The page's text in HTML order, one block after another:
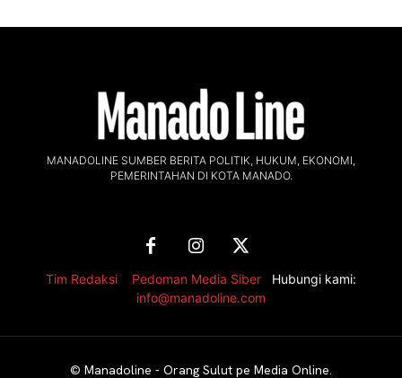
MANADOLINE SUMBER BERITA POLITIK, HUKUM, EKONOMI,
PEMERINTAHAN DI KOTA MANADO.
Tim Redaksi Pedoman Media Siber
Hubungi kami:
info@manadoline.com
© Manadoline - Orang Sulut pe Media Online.